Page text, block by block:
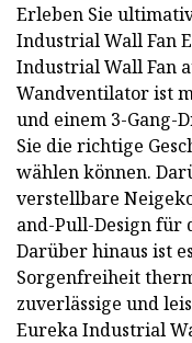
Erleben Sie
Industrial Wall Fan
Industrial Wall Fan
Wandventilator ist
und einem 3-Gang-
Sie die richtige
wählen können.
verstellbare
and-Pull-Design
Darüber hinaus ist
Sorgenfreiheit
zuverlässige und
Eureka Industrial